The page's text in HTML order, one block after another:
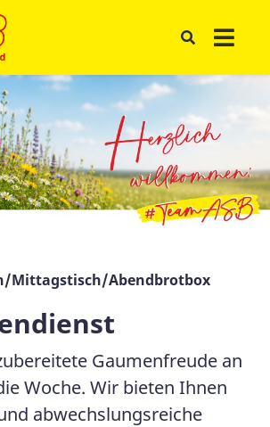
Mittagstisch/Abendbrotbox
Gaumenfreude an
Woche. Wir bieten Ihnen
abwechslungsreiche